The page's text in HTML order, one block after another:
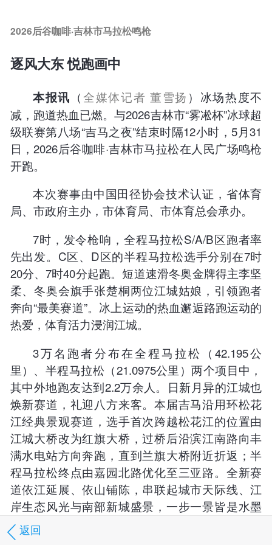
返回
2026后谷咖啡·吉林市马拉松鸣枪
逐风大东 悦跑画中
本报讯 （全媒体记者 董雪扬 ）冰场热度不
减，跑道热血已燃。与2026吉林市“雾凇杯”冰球超
级联赛第八场“吉马之夜”结束时隔12小时，5月31
日，2026后谷咖啡·吉林市马拉松在人民广场鸣枪
开跑。
本次赛事由中国田径协会技术认证，省体育
局、市政府主办，市体育局、市体育总会承办。
7时，发令枪响，全程马拉松S/A/B区跑者率
先出发。C区、D区的半程马拉松选手分别在7时
20分、7时40分起跑。短道速滑冬奥金牌得主李坚
柔、冬奥会旗手张楚桐两位江城姑娘，引领跑者
奔向“最美赛道”。冰上运动的热血邂逅路跑运动的
热爱，体育活力浸润江城。
3万名跑者分布在全程马拉松（42.195公
里）、半程马拉松（21.0975公里）两个项目中，
其中外地跑友达到2.2万余人。日新月异的江城也
焕新赛道，礼迎八方来客。本届吉马沿用环松花
江经典景观赛道，选手首次跨越松花江的位置由
江城大桥改为红旗大桥，过桥后沿滨江南路向丰
满水电站方向奔跑，直到兰旗大桥附近折返；半
程马拉松终点由嘉园北路优化至三亚路。全新赛
道依江延展、依山铺陈，串联起城市天际线、江
岸生态风光与南部新城盛景，一步一景皆是水墨
江城，一程一韵尽显山水画卷。